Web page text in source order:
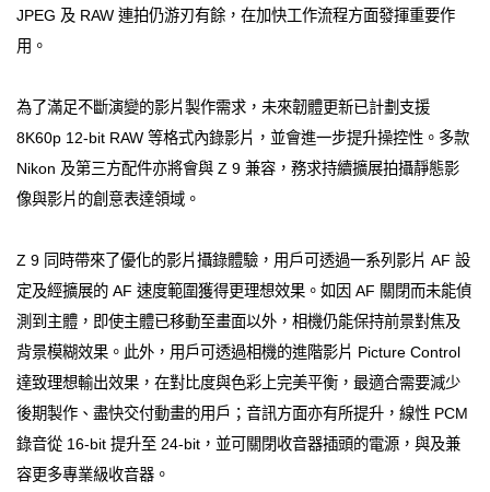
JPEG 及 RAW 連拍仍游刃有餘，在加快工作流程方面發揮重要作
用。
為了滿足不斷演變的影片製作需求，未來韌體更新已計劃支援
8K60p 12-bit RAW 等格式內錄影片，並會進一步提升操控性。多款
Nikon 及第三方配件亦將會與 Z 9 兼容，務求持續擴展拍攝靜態影
像與影片的創意表達領域。
Z 9 同時帶來了優化的影片攝錄體驗，用戶可透過一系列影片 AF 設
定及經擴展的 AF 速度範圍獲得更理想效果。如因 AF 關閉而未能偵
測到主體，即使主體已移動至畫面以外，相機仍能保持前景對焦及
背景模糊效果。此外，用戶可透過相機的進階影片 Picture Control
達致理想輸出效果，在對比度與色彩上完美平衡，最適合需要減少
後期製作、盡快交付動畫的用戶；音訊方面亦有所提升，線性 PCM
錄音從 16-bit 提升至 24-bit，並可關閉收音器插頭的電源，與及兼
容更多專業級收音器。